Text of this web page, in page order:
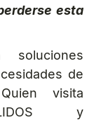
esta
soluciones
de
visita
y